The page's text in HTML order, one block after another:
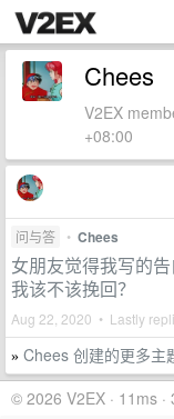
Chees
V2EX
+08:00
问与答 • Chees
女朋友觉得我写的
我该不该挽回？
Aug 22, 2020 • Lastly
» Chees 创建的更多主
© 2026 V2EX · 11ms ·